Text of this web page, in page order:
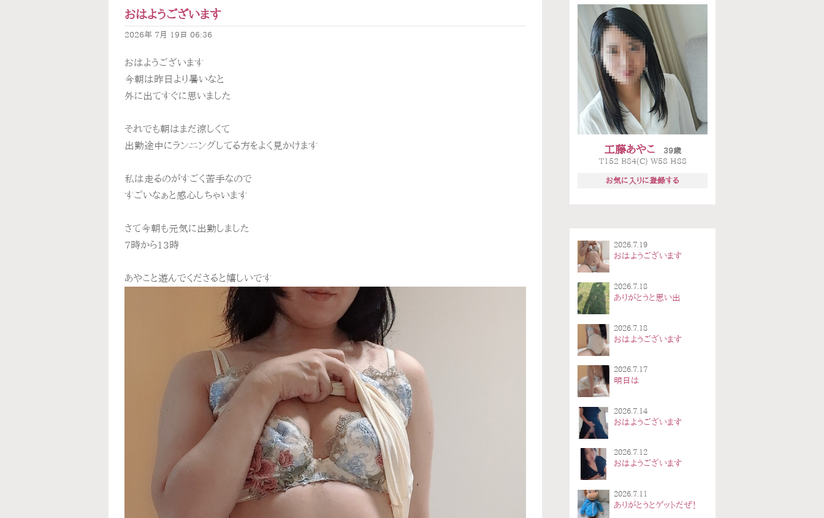
おはようございます
2026年 7月 19日 06:36
おはようございます
今朝は昨日より暑いなと
外に出てすぐに思いました
それでも朝はまだ涼しくて
出勤途中にランニングしてる方をよく見かけます
私は走るのがすごく苦手なので
すごいなぁと感心しちゃいます
さて今朝も元気に出勤しました
7時から13時
あやこと遊んでくださると嬉しいです
工藤あやこ
39歳
T152 B84(C) W58 H88
お気に入りに登録する
2026.7.19
おはようございます
2026.7.18
ありがとうと思い出
2026.7.18
おはようございます
2026.7.17
明日は
2026.7.14
おはようございます
2026.7.12
おはようございます
2026.7.11
ありがとうとゲットだぜ！